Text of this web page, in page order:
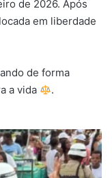
de 2026. Após
em liberdade
de forma
a vida
.